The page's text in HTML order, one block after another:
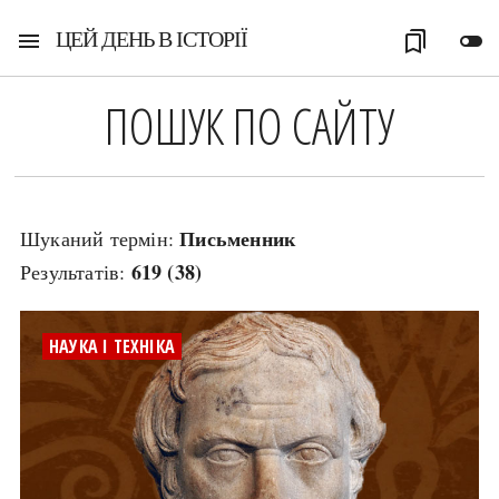
menu ЦЕЙ ДЕНЬ В ІСТОРІЇ toggle_off
bookmarks
ПОШУК ПО САЙТУ
Шуканий термін:Письменник
Результатів: 619 (38)
НАУКА І ТЕХНІКА